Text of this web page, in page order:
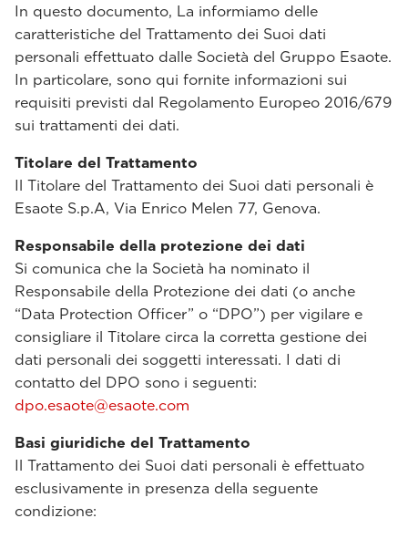
In questo documento, La informiamo delle
caratteristiche del Trattamento dei Suoi dati
personali effettuato dalle Società del Gruppo Esaote.
In particolare, sono qui fornite informazioni sui
requisiti previsti dal Regolamento Europeo 2016/679
sui trattamenti dei dati.
Titolare del Trattamento
Il Titolare del Trattamento dei Suoi dati personali è
Esaote S.p.A, Via Enrico Melen 77, Genova.
Responsabile della protezione dei dati
Si comunica che la Società ha nominato il
Responsabile della Protezione dei dati (o anche
“Data Protection Officer” o “DPO”) per vigilare e
consigliare il Titolare circa la corretta gestione dei
dati personali dei soggetti interessati. I dati di
contatto del DPO sono i seguenti:
dpo.esaote@esaote.com
Basi giuridiche del Trattamento
Il Trattamento dei Suoi dati personali è effettuato
esclusivamente in presenza della seguente
condizione: